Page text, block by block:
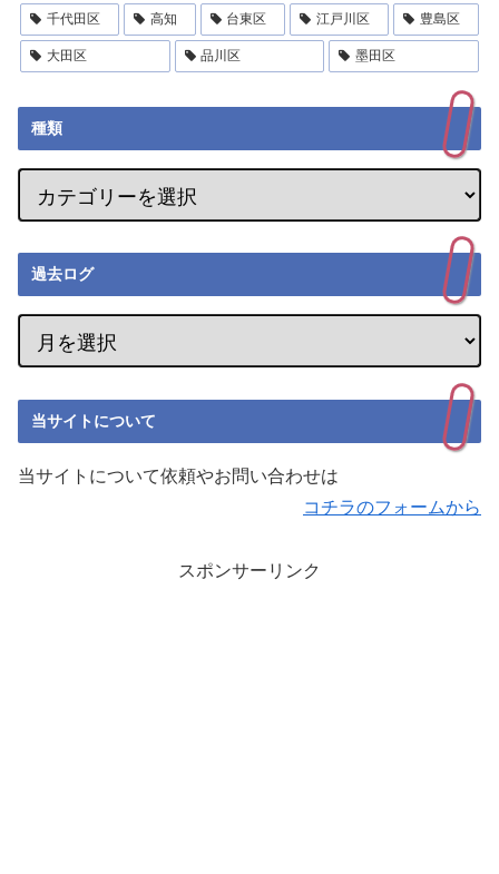
千代田区 高知 台東区 江戸川区 豊島区
大田区 品川区 墨田区
種類
過去ログ
当サイトについて
当サイトについて依頼やお問い合わせは
コチラのフォームから
スポンサーリンク